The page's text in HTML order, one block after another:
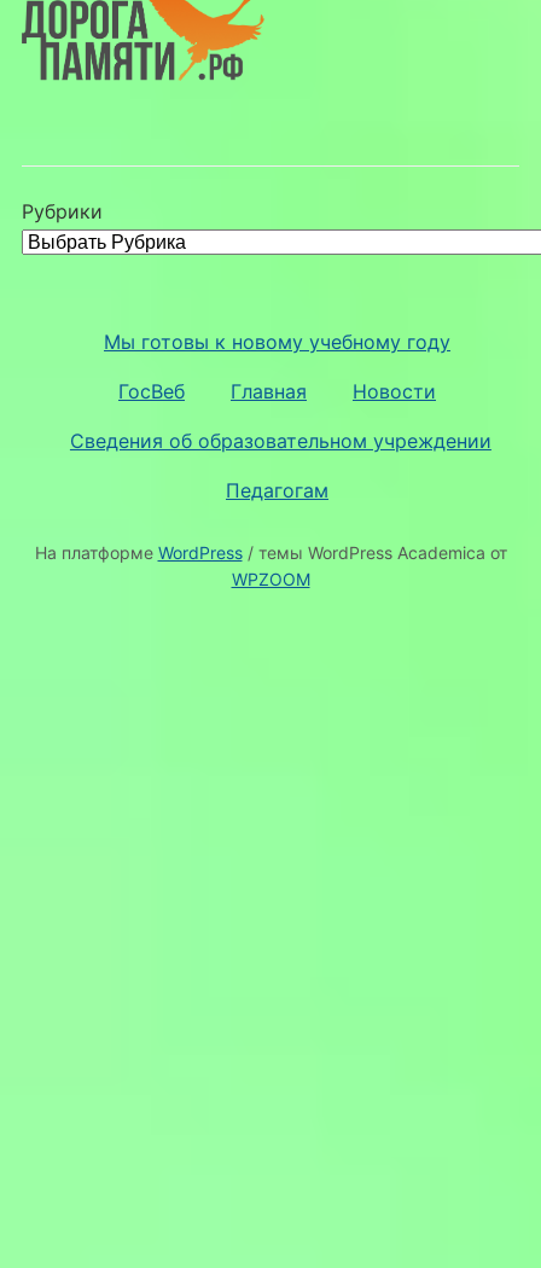
Рубрики
Мы готовы к новому учебному году
ГосВеб Главная Новости
Сведения об образовательном учреждении
Педагогам
На платформе WordPress/ темы WordPress Academica от
WPZOOM